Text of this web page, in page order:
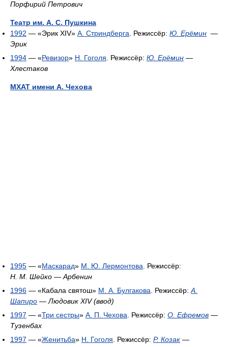
Порфирий Петрович
Театр им. А. С. Пушкина
1992 — «Эрик XIV» А. Стриндберга. Режиссёр: Ю. Ерёмин —
Эрик
1994 — «Ревизор» Н. Гоголя. Режиссёр: Ю. Ерёмин —
Хлестаков
МХАТ имени А. Чехова
1995 — «Маскарад» М. Ю. Лермонтова. Режиссёр:
Н. М. Шейко —Арбенин
1996 — «Кабала святош» М. А. Булгакова. Режиссёр:А.
Шапиро —Людовик XIV (ввод)
1997 — «Три сестры» А. П. Чехова. Режиссёр: О. Ефремов —
Тузенбах
1997 — «Женитьба» Н. Гоголя. Режиссёр: Р. Козак —